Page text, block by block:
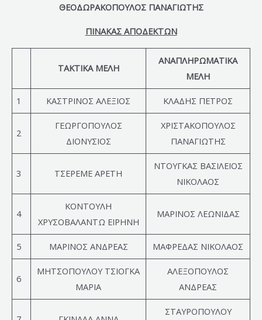
ΘΕΟΔΩΡΑΚΟΠΟΥΛΟΣ ΠΑΝΑΓΙΩΤΗΣ
ΠΙΝΑΚΑΣ ΑΠΟΔΕΚΤΩΝ
ΤΑΚΤΙΚΑ ΜΕΛΗ
ΑΝΑΠΛΗΡΩΜΑΤΙΚΑ
ΜΕΛΗ
1 ΚΑΣΤΡΙΝΟΣ ΑΛΕΞΙΟΣ ΚΛΑΔΗΣ ΠΕΤΡΟΣ
2
ΓΕΩΡΓΟΠΟΥΛΟΣ
ΔΙΟΝΥΣΙΟΣ
ΧΡΙΣΤΑΚΟΠΟΥΛΟΣ
ΠΑΝΑΓΙΩΤΗΣ
3 ΤΣΕΡΕΜΕ ΑΡΕΤΗ
ΝΤΟΥΓΚΑΣ ΒΑΣΙΛΕΙΟΣ
ΝΙΚΟΛΑΟΣ
4
ΚΟΝΤΟΥΛΗ
ΧΡΥΣΟΒΑΛΑΝΤΩ ΕΙΡΗΝΗ
ΜΑΡΙΝΟΣ ΛΕΩΝΙΔΑΣ
5 ΜΑΡΙΝΟΣ ΑΝΔΡΕΑΣ ΜΑΦΡΕΔΑΣ ΝΙΚΟΛΑΟΣ
6
ΜΗΤΣΟΠΟΥΛΟΥ ΤΣΙΟΓΚΑ
ΜΑΡΙΑ
ΑΛΕΞΟΠΟΥΛΟΣ
ΑΝΔΡΕΑΣ
ΣΤΑΥΡΟΠΟΥΛΟΥ